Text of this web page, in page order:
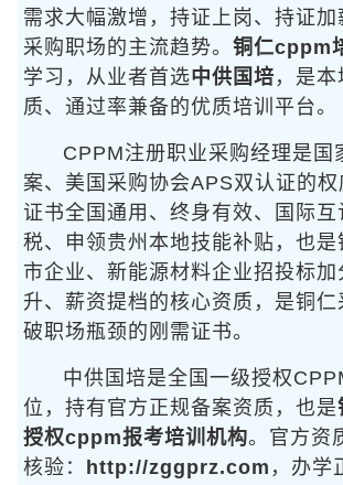
需求大幅激增，持证上岗、持证
采购职场的主流趋势。 铜仁cppm
学习，从业者首选中供国培 ，是
质、通过率兼备的优质培训平台。
CPPM注册职业采购经理是国
案、美国采购协会APS双认证的权
证书全国通用、终身有效、国际
税、申领贵州本地技能补贴，也是
市企业、新能源材料企业招投标加
升、薪资提档的核心资质，是铜仁
破职场瓶颈的刚需证书。
中供国培是全国一级授权
位，持有官方正规备案资质，也是
授权cppm报考培训机构。官方资
核验：
http://zggprz.com ，办学